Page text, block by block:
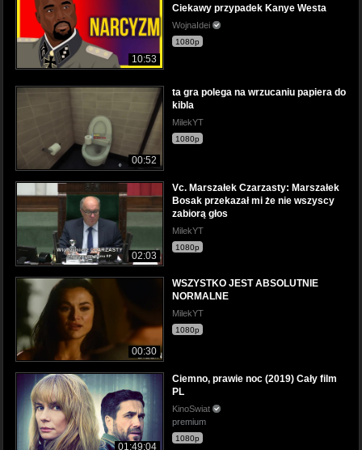
10:53
Ciekawy przypadek Kanye Westa
WojnaIdei
1080p
00:52
ta gra polega na wrzucaniu papiera do
kibla
MilekYT
1080p
02:03
Vc. Marszałek Czarzasty: Marszałek
Bosak przekazał mi że nie wszyscy
zabiorą głos
MilekYT
1080p
00:30
WSZYSTKO JEST ABSOLUTNIE
NORMALNE
MilekYT
1080p
01:49:04
Ciemno, prawie noc (2019) Cały film
PL
KinoSwiat
premium
1080p